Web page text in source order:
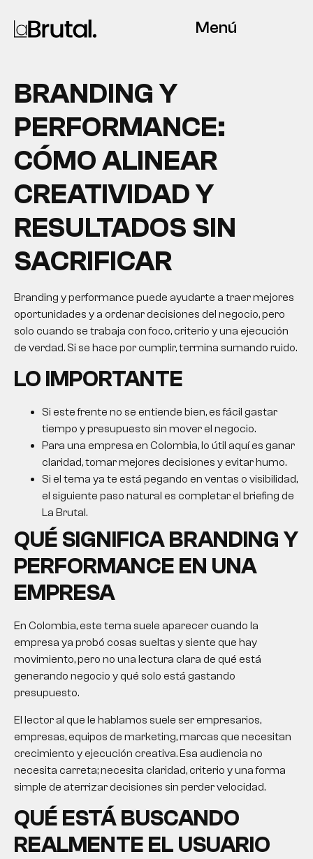
Menú
BRANDING Y
PERFORMANCE:
CÓMO ALINEAR
CREATIVIDAD Y
RESULTADOS SIN
SACRIFICAR
Branding y performance puede ayudarte a traer mejores
oportunidades y a ordenar decisiones del negocio, pero
solo cuando se trabaja con foco, criterio y una ejecución
de verdad. Si se hace por cumplir, termina sumando ruido.
LO IMPORTANTE
Si este frente no se entiende bien, es fácil gastar
tiempo y presupuesto sin mover el negocio.
Para una empresa en Colombia, lo útil aquí es ganar
claridad, tomar mejores decisiones y evitar humo.
Si el tema ya te está pegando en ventas o visibilidad,
el siguiente paso natural es completar el briefing de
La Brutal.
QUÉ SIGNIFICA BRANDING Y
PERFORMANCE EN UNA
EMPRESA
En Colombia, este tema suele aparecer cuando la
empresa ya probó cosas sueltas y siente que hay
movimiento, pero no una lectura clara de qué está
generando negocio y qué solo está gastando
presupuesto.
El lector al que le hablamos suele ser empresarios,
empresas, equipos de marketing, marcas que necesitan
crecimiento y ejecución creativa. Esa audiencia no
necesita carreta; necesita claridad, criterio y una forma
simple de aterrizar decisiones sin perder velocidad.
QUÉ ESTÁ BUSCANDO
REALMENTE EL USUARIO